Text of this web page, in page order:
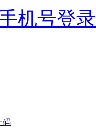
机号登录
码